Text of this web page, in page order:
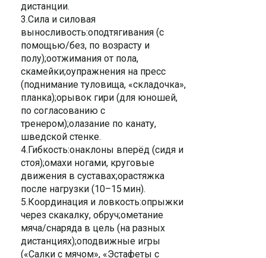
дистанции.
3.Сила и силовая
выносливость:oподтягивания (с
помощью/без, по возрасту и
полу);oотжимания от пола,
скамейки;oупражнения на пресс
(поднимание туловища, «складочка»,
планка);oрывок гири (для юношей,
по согласованию с
тренером);oлазание по канату,
шведской стенке.
4.Гибкость:oнаклоны вперёд (сидя и
стоя);oмахи ногами, круговые
движения в суставах;oрастяжка
после нагрузки (10–15 мин).
5.Координация и ловкость:oпрыжки
через скакалку, обруч;oметание
мяча/снаряда в цель (на разных
дистанциях);oподвижные игры
(«Салки с мячом», «Эстафеты с